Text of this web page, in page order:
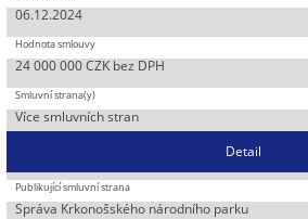
06.12.2024
24 000 000 CZK bez DPH
Více smluvních stran
Detail
Správa Krkonošského národního parku